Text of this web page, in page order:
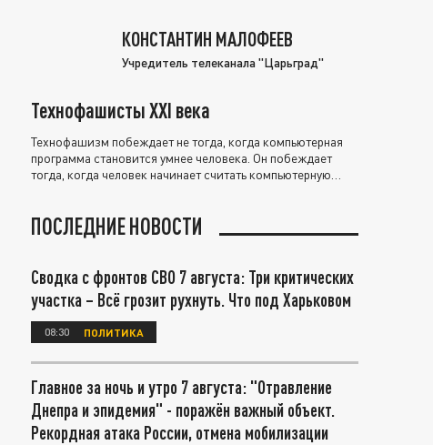
КОНСТАНТИН МАЛОФЕЕВ
Учредитель телеканала "Царьград"
Технофашисты XXI века
Технофашизм побеждает не тогда, когда компьютерная
программа становится умнее человека. Он побеждает
тогда, когда человек начинает считать компьютерную
ПОСЛЕДНИЕ НОВОСТИ
Сводка с фронтов СВО 7 августа: Три критических
участка – Всё грозит рухнуть. Что под Харьковом
08:30 ПОЛИТИКА
Главное за ночь и утро 7 августа: "Отравление
Днепра и эпидемия" - поражён важный объект.
Рекордная атака России, отмена мобилизации